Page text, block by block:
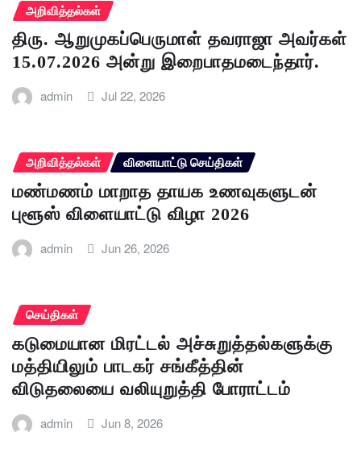
அறிவித்தல்கள்
திரு. ஆறுமுகப்பெருமாள் தவராஜா அவர்கள்
15.07.2026 அன்று இறைபாதமடைந்தார்.
admin Jul 22, 2026
அறிவித்தல்கள் விளையாட்டு செய்திகள்
மண்மணம் மாறாத தாயக உணவுகளுடன்
புளூஸ் விளையாட்டு விழா 2026
admin Jun 26, 2026
செய்திகள்
கடுமையான மிரட்டல் அச்சுறுத்தல்களுக்கு
மத்தியிலும் பாடகர் சங்கீத்தின்
விடுதலையை வலியுறுத்தி போராட்டம்
admin Jun 8, 2026